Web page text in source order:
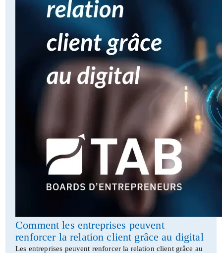
Comment les entreprises peuvent
renforcer la relation client grâce au digital
Les entreprises peuvent renforcer la relation client grâce au